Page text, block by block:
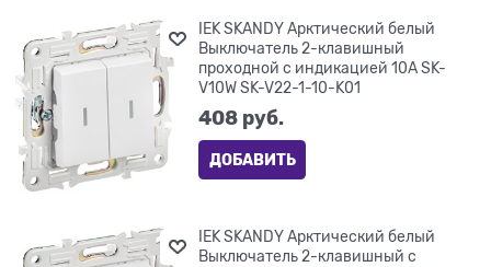
IEK SKANDY Арктический белый
Выключатель 2-клавишный
проходной с индикацией 10А SK-
V10W SK-V22-1-10-K01
408 руб.
ДОБАВИТЬ
IEK SKANDY Арктический белый
Выключатель 2-клавишный с